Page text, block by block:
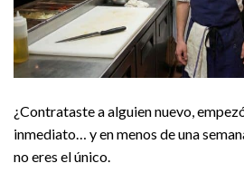
¿Contrataste a alguien nuevo,
inmediato… y en menos de una
no eres el único.